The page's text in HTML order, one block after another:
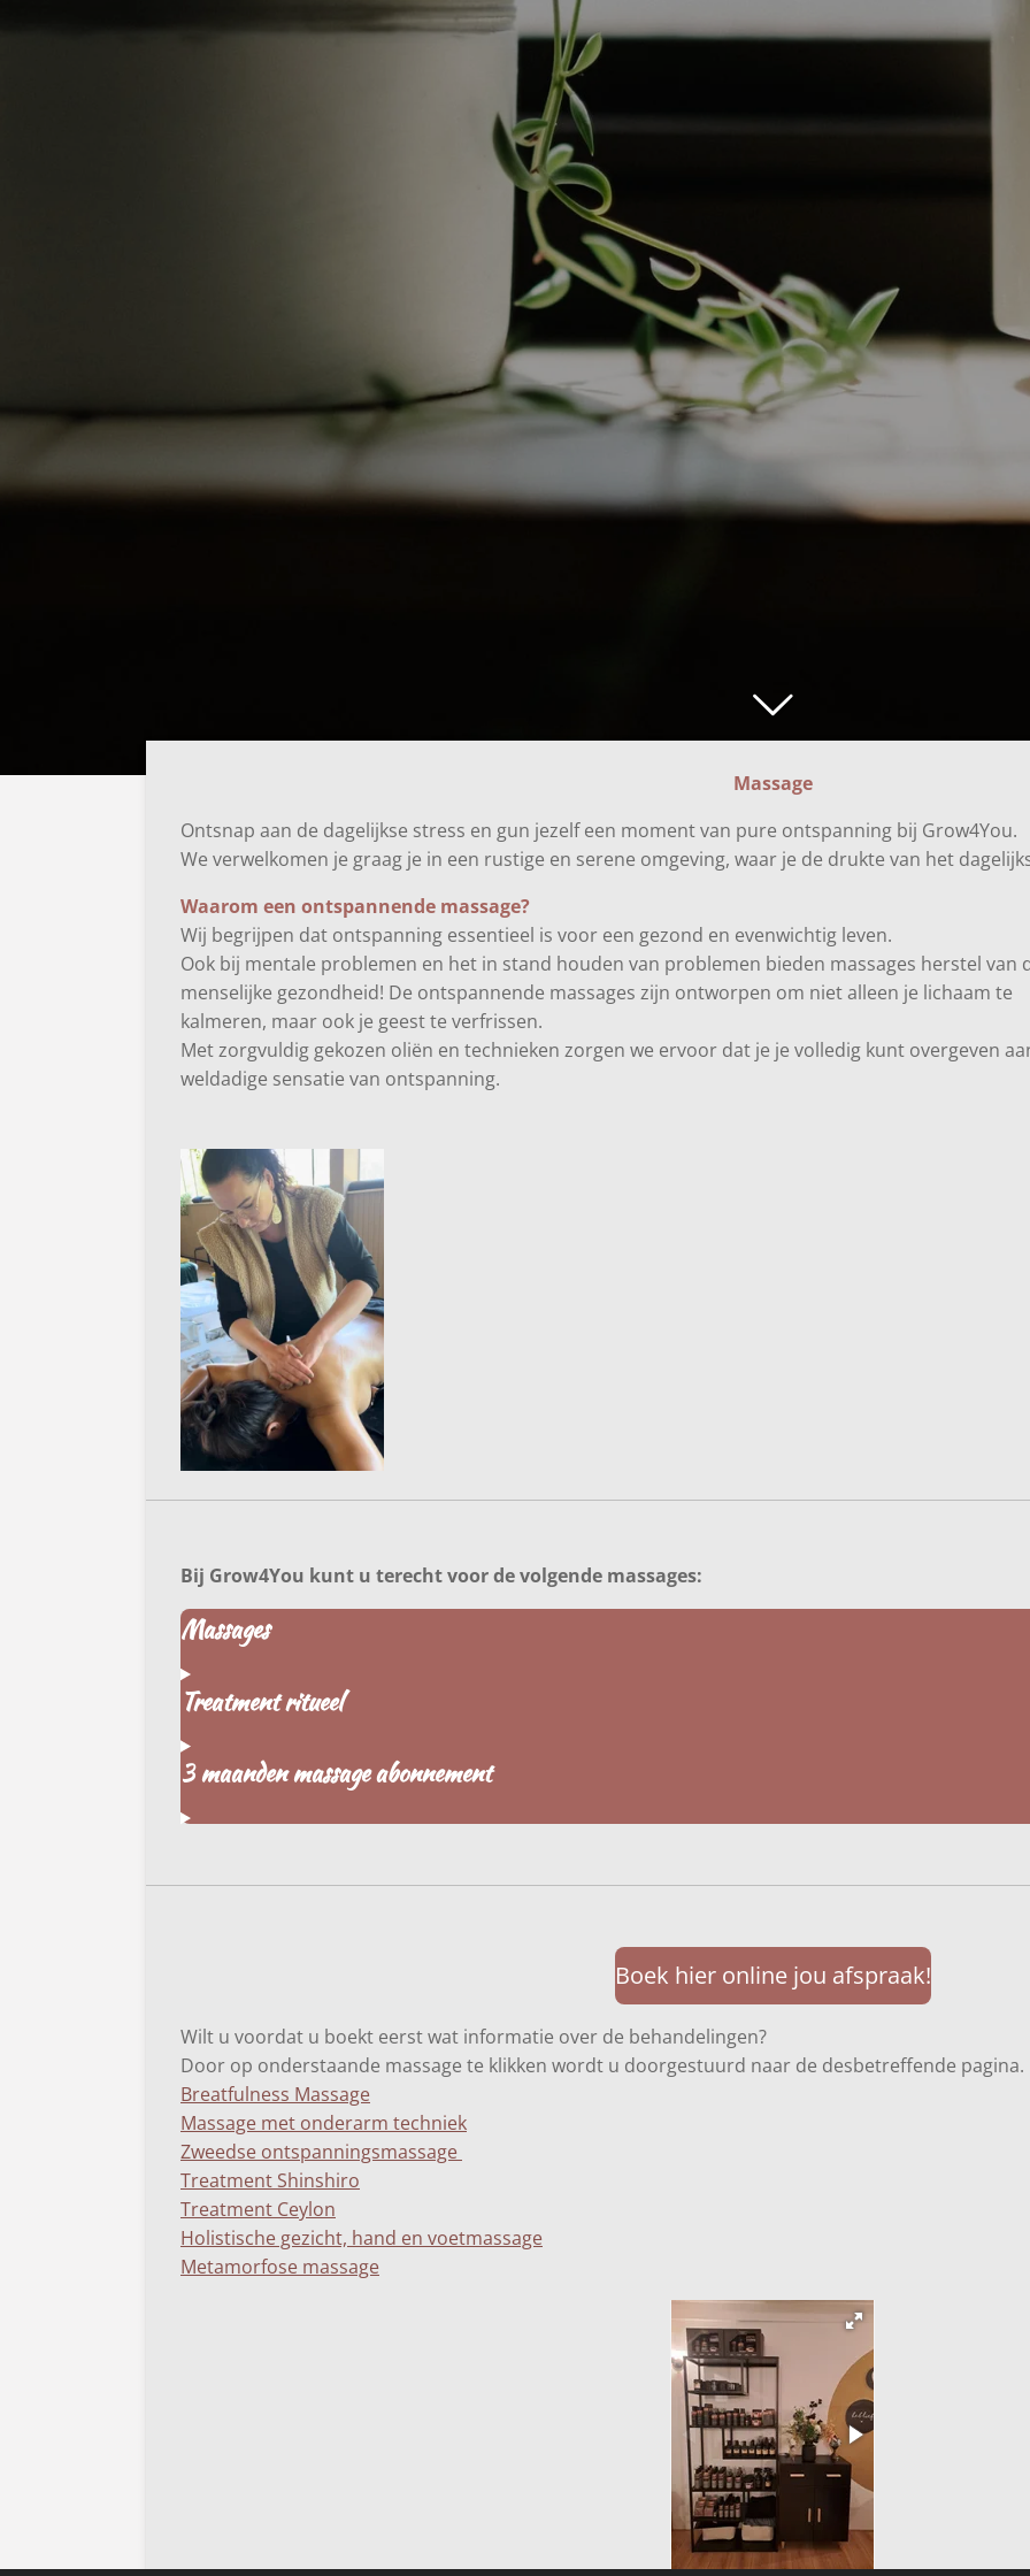
Massage
Ontsnap aan de dagelijkse stress en gun jezelf een moment van pure ontspanning bij Grow4You.
We verwelkomen je graag je in een rustige en serene omgeving, waar je de drukte van het
Waarom een ontspannende massage?
Wij begrijpen dat ontspanning essentieel is voor een gezond en evenwichtig leven.
Ook bij mentale problemen en het in stand houden van problemen bieden massages herstel van
menselijke gezondheid! De ontspannende massages zijn ontworpen om niet alleen je lichaam te
kalmeren, maar ook je geest te verfrissen.
Met zorgvuldig gekozen oliën en technieken zorgen we ervoor dat je je volledig kunt overgeven
weldadige sensatie van ontspanning.
Bij Grow4You kunt u terecht voor de volgende massages:
Massages
Treatment ritueel
3 maanden massage abonnement
Boek hier online jou afspraak!
Wilt u voordat u boekt eerst wat informatie over de behandelingen?
Door op onderstaande massage te klikken wordt u doorgestuurd naar de desbetreffende pagina.
Breatfulness Massage
Massage met onderarm techniek
Zweedse ontspanningsmassage
Treatment Shinshiro
Treatment Ceylon
Holistische gezicht, hand en voetmassage
Metamorfose massage